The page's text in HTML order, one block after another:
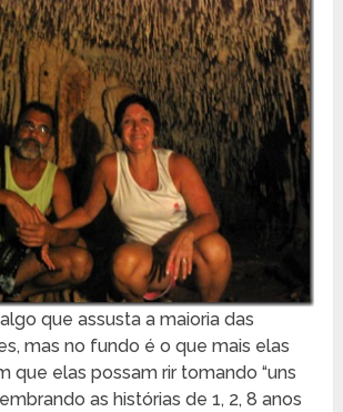
que assusta a maioria das
mas no fundo é o que mais elas
que elas possam rir tomando “uns
as histórias de 1, 2, 8 anos